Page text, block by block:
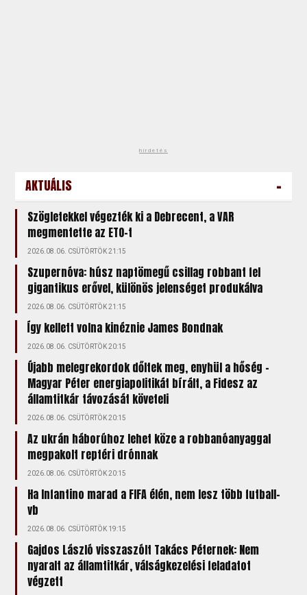
hirdetés
AKTUÁLIS -
Szögletekkel végezték ki a Debrecent, a VAR
megmentette az ETO-t
2026.08.06. CSÜTÖRTÖK 21:15
Szupernóva: húsz naptömegű csillag robbant fel
gigantikus erővel, különös jelenséget produkálva
2026.08.06. CSÜTÖRTÖK 21:15
Így kellett volna kinéznie James Bondnak
2026.08.06. CSÜTÖRTÖK 20:15
Újabb melegrekordok dőltek meg, enyhül a hőség –
Magyar Péter energiapolitikát bírált, a Fidesz az
államtitkár távozását követeli
2026.08.06. CSÜTÖRTÖK 20:15
Az ukrán háborúhoz lehet köze a robbanóanyaggal
megpakolt reptéri drónnak
2026.08.06. CSÜTÖRTÖK 20:15
Ha Infantino marad a FIFA élén, nem lesz több futball-
vb
2026.08.06. CSÜTÖRTÖK 19:15
Gajdos László visszaszólt Takács Péternek: Nem
nyaralt az államtitkár, válságkezelési feladatot
végzett